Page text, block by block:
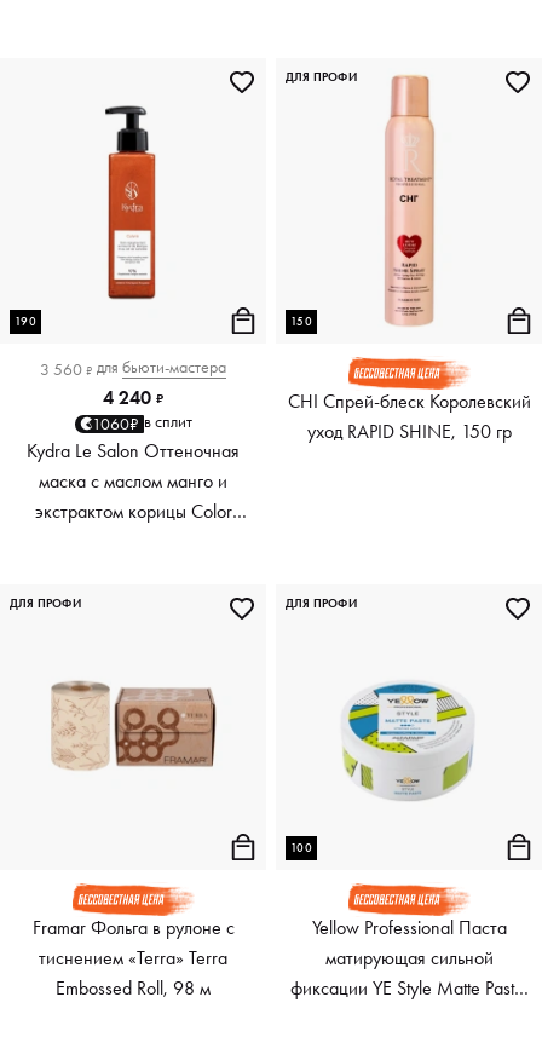
190
3 560 ₽ для бьюти-мастера
4 240 ₽
1060₽ в сплит
Kydra Le Salon Оттеночная
маска с маслом манго и
экстрактом корицы Color
150
CHI Спрей-блеск Королевский
уход RAPID SHINE, 150 гр
ДЛЯ ПРОФИ
Framar Фольга в рулоне с
тиснением «Terra» Terra
Embossed Roll, 98 м
ДЛЯ ПРОФИ
100
Yellow Professional Паста
матирующая сильной
фиксации YE Style Matte Paste,
ДЛЯ ПРОФИ